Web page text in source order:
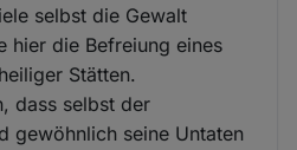
selbst die Gewalt
hier die Befreiung eines
Stätten.
dass selbst der
gewöhnlich seine Untaten